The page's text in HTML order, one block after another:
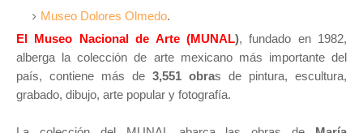
Museo Dolores Olmedo.
El Museo Nacional de Arte (MUNAL), fundado en 1982,
alberga la colección de arte mexicano más importante del
país, contiene más de 3,551 obras de pintura, escultura,
grabado, dibujo, arte popular y fotografía.